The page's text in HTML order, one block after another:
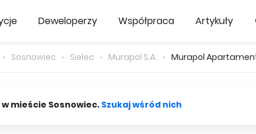
Deweloperzy Współpraca Artykuły
Sosnowiec Sielec Murapol S.A. Murapol
mieście Sosnowiec.Szukaj wśród nich